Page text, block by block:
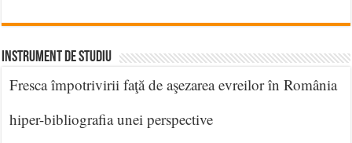
INSTRUMENT DE STUDIU
Fresca împotrivirii faţă de aşezarea evreilor în România
hiper-bibliografia unei perspective